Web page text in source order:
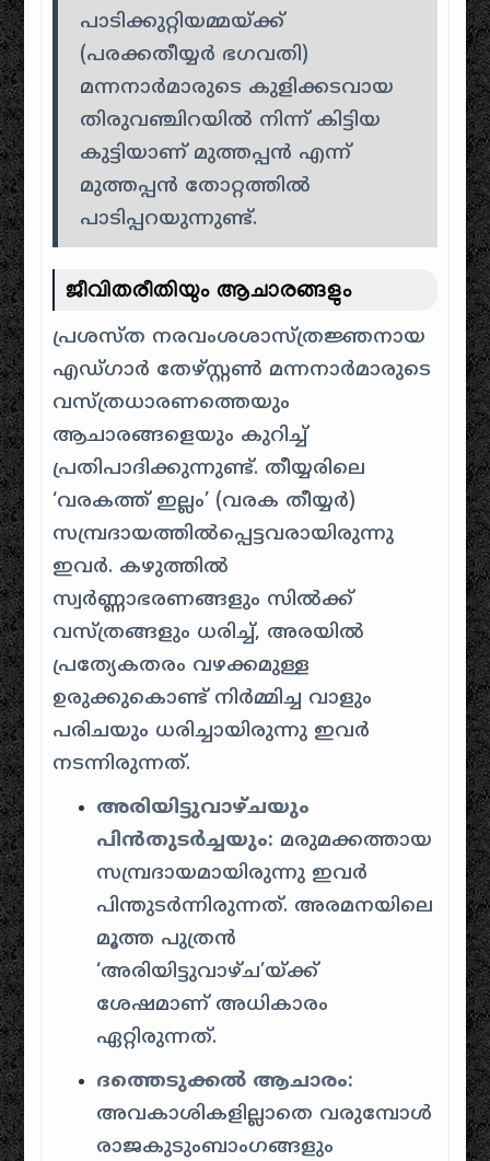
പാടിക്കുറ്റിയമ്മയ്ക്ക്
(പരക്കതീയ്യർ ഭഗവതി)
മന്നനാർമാരുടെ കുളിക്കടവായ
തിരുവഞ്ചിറയിൽ നിന്ന് കിട്ടിയ
കുട്ടിയാണ് മുത്തപ്പൻ എന്ന്
മുത്തപ്പൻ തോറ്റത്തിൽ
പാടിപ്പറയുന്നുണ്ട്.
ജീവിതരീതിയും ആചാരങ്ങളും
പ്രശസ്ത നരവംശശാസ്ത്രജ്ഞനായ
എഡ്ഗാർ തേഴ്സ്റ്റൺ മന്നനാർമാരുടെ
വസ്ത്രധാരണത്തെയും
ആചാരങ്ങളെയും കുറിച്ച്
പ്രതിപാദിക്കുന്നുണ്ട്. തീയ്യരിലെ
‘വരകത്ത് ഇല്ലം’ (വരക തീയ്യർ)
സമ്പ്രദായത്തിൽപ്പെട്ടവരായിരുന്നു
ഇവർ. കഴുത്തിൽ
സ്വർണ്ണാഭരണങ്ങളും സിൽക്ക്
വസ്ത്രങ്ങളും ധരിച്ച്, അരയിൽ
പ്രത്യേകതരം വഴക്കമുള്ള
ഉരുക്കുകൊണ്ട് നിർമ്മിച്ച വാളും
പരിചയും ധരിച്ചായിരുന്നു ഇവർ
നടന്നിരുന്നത്.
അരിയിട്ടുവാഴ്ചയും
പിൻതുടർച്ചയും: മരുമക്കത്തായ
സമ്പ്രദായമായിരുന്നു ഇവർ
പിന്തുടർന്നിരുന്നത്. അരമനയിലെ
മൂത്ത പുത്രൻ
‘അരിയിട്ടുവാഴ്ച’യ്ക്ക്
ശേഷമാണ് അധികാരം
ഏറ്റിരുന്നത്.
ദത്തെടുക്കൽ ആചാരം:
അവകാശികളില്ലാതെ വരുമ്പോൾ
രാജകുടുംബാംഗങ്ങളും